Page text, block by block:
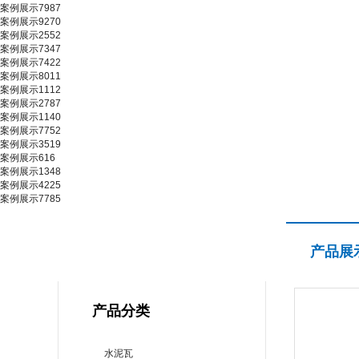
案例展示7987
案例展示9270
案例展示2552
案例展示7347
案例展示7422
案例展示8011
案例展示1112
案例展示2787
案例展示1140
案例展示7752
案例展示3519
案例展示616
案例展示1348
案例展示4225
案例展示7785
产品分类
水泥瓦
产品展